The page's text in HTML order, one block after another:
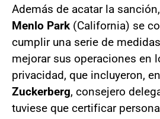
Además de acatar la
Menlo Park (California) se
cumplir una serie de
mejorar sus operaciones en
privacidad, que incluyeron,
Zuckerberg, consejero
tuviese que certificar